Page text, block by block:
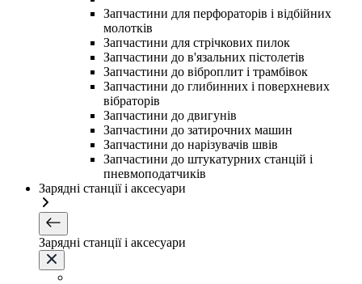
Запчастини для перфораторів і відбійних
молотків
Запчастини для стрічкових пилок
Запчастини до в'язальних пістолетів
Запчастини до віброплит і трамбівок
Запчастини до глибинних і поверхневих
вібраторів
Запчастини до двигунів
Запчастини до затирочних машин
Запчастини до нарізувачів швів
Запчастини до штукатурних станцій і
пневмоподатчиків
Зарядні станції і аксесуари
Зарядні станції і аксесуари